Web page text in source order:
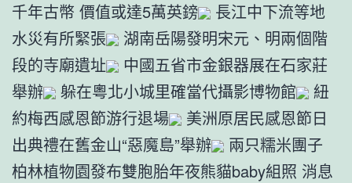
千年古幣 價值或達5萬英鎊
長江中下流等地
水災有所緊張
湖南岳陽發明宋元、明兩個階
段的寺廟遺址
中國五省市金銀器展在石家莊
舉辦
躲在粵北小城里確當代攝影博物館
紐
約梅西感恩節游行退場
美洲原居民感恩節日
出典禮在舊金山“惡魔島”舉辦
兩只糯米團子
柏林植物園發布雙胞胎年夜熊貓baby組照 消息